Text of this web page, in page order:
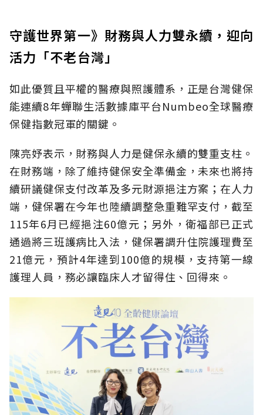
守護世界第一》財務與人力雙永續，迎向
活力「不老台灣」
如此優質且平權的醫療與照護體系，正是台灣健保
能連續8年蟬聯生活數據庫平台Numbeo全球醫療
保健指數冠軍的關鍵。
陳亮妤表示，財務與人力是健保永續的雙重支柱。
在財務端，除了維持健保安全準備金，未來也將持
續研議健保支付改革及多元財源挹注方案；在人力
端，健保署在今年也陸續調整急重難罕支付，截至
115年6月已經挹注60億元；另外，衛福部已正式
通過將三班護病比入法，健保署調升住院護理費至
21億元，預計4年達到100億的規模，支持第一線
護理人員，務必讓臨床人才留得住、回得來。